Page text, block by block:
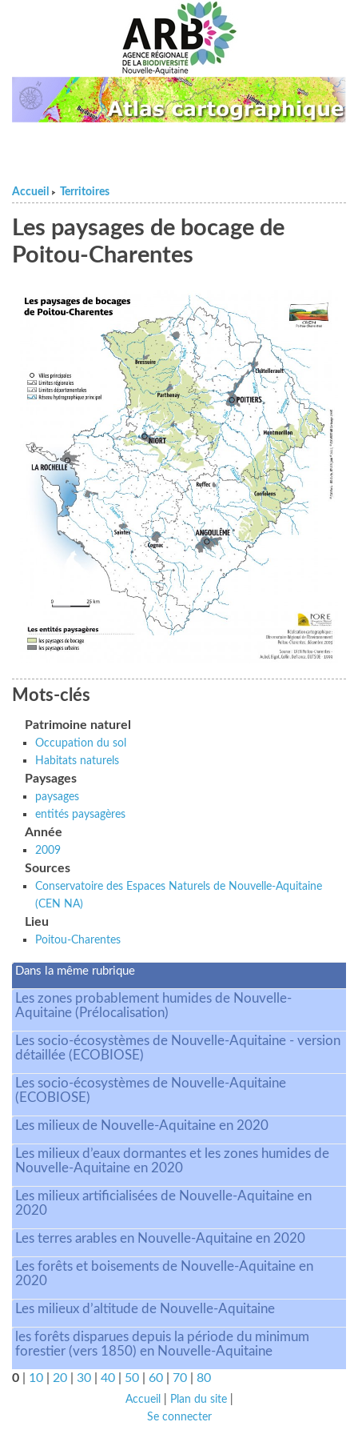
Accueil > Territoires
Les paysages de bocage de
Poitou-Charentes
Mots-clés
Patrimoine naturel
Occupation du sol
Habitats naturels
Paysages
paysages
entités paysagères
Année
2009
Sources
Conservatoire des Espaces Naturels de Nouvelle-Aquitaine
(CEN NA)
Lieu
Poitou-Charentes
Dans la même rubrique
Les zones probablement humides de Nouvelle-
Aquitaine (Prélocalisation)
Les socio-écosystèmes de Nouvelle-Aquitaine - version
détaillée (ECOBIOSE)
Les socio-écosystèmes de Nouvelle-Aquitaine
(ECOBIOSE)
Les milieux de Nouvelle-Aquitaine en 2020
Les milieux d’eaux dormantes et les zones humides de
Nouvelle-Aquitaine en 2020
Les milieux artificialisées de Nouvelle-Aquitaine en
2020
Les terres arables en Nouvelle-Aquitaine en 2020
Les forêts et boisements de Nouvelle-Aquitaine en
2020
Les milieux d’altitude de Nouvelle-Aquitaine
les forêts disparues depuis la période du minimum
forestier (vers 1850) en Nouvelle-Aquitaine
0 10 20 30 40 50 60 70 80
Accueil Plan du site|
Se connecter